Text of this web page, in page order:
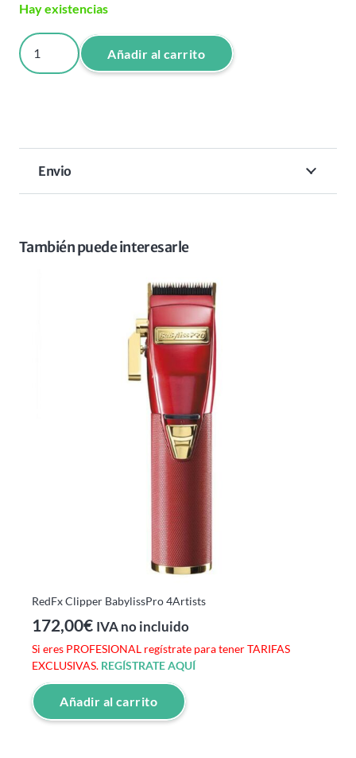
Hay existencias
BASE
DE
PRO
SKELETON
Añadir al carrito
Envio
También puede interesarle
RedFx Clipper BabylissPro 4Artists
172,00€ IVA no incluido
Si eres PROFESIONAL regístrate para tener TARIFAS
EXCLUSIVAS. REGÍSTRATE AQUÍ
Añadir al carrito